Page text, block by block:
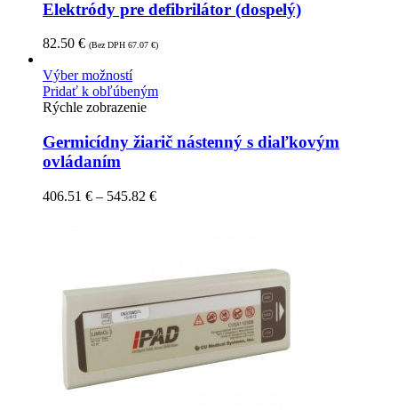
Elektródy pre defibrilátor (dospelý)
82.50 € (Bez DPH 67.07 €)
Výber možností
Pridať k obľúbeným
Rýchle zobrazenie
Germicídny žiarič nástenný s diaľkovým
ovládaním
406.51 € – 545.82 €